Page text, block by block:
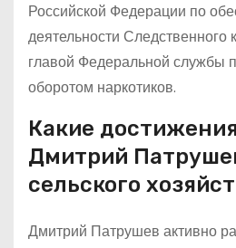
Российской Федерации по
деятельности Следственного
главой Федеральной службы
оборотом наркотиков.
Какие
Дмитрий
сельского
Дмитрий Патрушев активно